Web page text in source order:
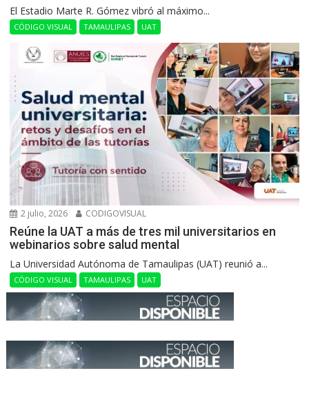
El Estadio Marte R. Gómez vibró al máximo...
CÓDIGO VISUAL TAMAULIPAS UAT
2 julio, 2026 CODIGOVISUAL
Reúne la UAT a más de tres mil universitarios en
webinarios sobre salud mental
La Universidad Autónoma de Tamaulipas (UAT) reunió a...
CÓDIGO VISUAL TAMAULIPAS UAT